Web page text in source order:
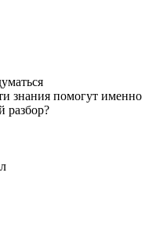
знания помогут именно
разбор?